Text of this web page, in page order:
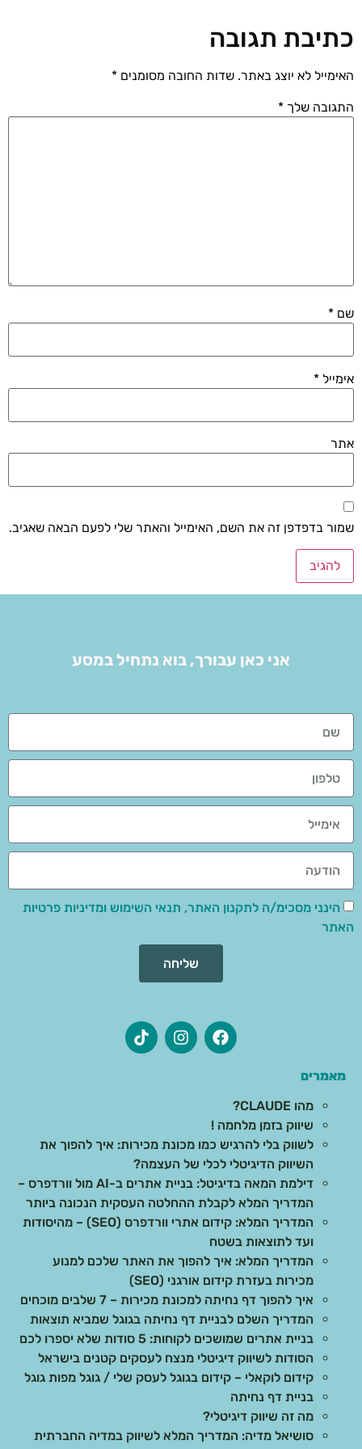
כתיבת תגובה
האימייל לא יוצג באתר. שדות החובה מסומנים *
התגובה שלך *
שם *
אימייל *
אתר
שמור בדפדפן זה את השם, האימייל והאתר שלי לפעם הבאה שאגיב.
אני כאן עבורך, בוא נתחיל במסע
הינני מסכימ/ה לתקנון האתר, תנאי השימוש ומדיניות פרטיות
האתר
שליחה
מאמרים
מהו CLAUDE?
שיווק בזמן מלחמה !
לשווק בלי להרגיש כמו מכונת מכירות: איך להפוך את
השיווק הדיגיטלי לכלי של העצמה?
דילמת המאה בדיגיטל: בניית אתרים ב-AI מול וורדפרס –
המדריך המלא לקבלת ההחלטה העסקית הנכונה ביותר
המדריך המלא: קידום אתרי וורדפרס (SEO) – מהיסודות
ועד לתוצאות בשטח
המדריך המלא: איך להפוך את האתר שלכם למנוע
מכירות בעזרת קידום אורגני (SEO)
איך להפוך דף נחיתה למכונת מכירות – 7 שלבים מוכחים
המדריך השלם לבניית דף נחיתה בגוגל שמביא תוצאות
בניית אתרים שמושכים לקוחות: 5 סודות שלא יספרו לכם
הסודות לשיווק דיגיטלי מנצח לעסקים קטנים בישראל
קידום לוקאלי – קידום בגוגל לעסק שלי / גוגל מפות גוגל
בניית דף נחיתה
מה זה שיווק דיגיטלי?
סושיאל מדיה: המדריך המלא לשיווק במדיה החברתית